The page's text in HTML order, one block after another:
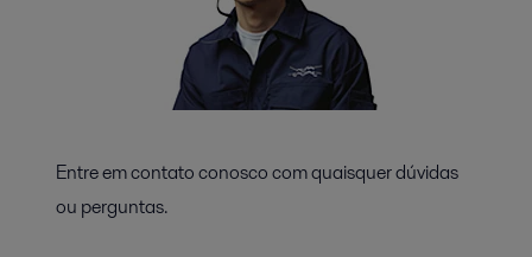
Entre em contato conosco com quaisquer dúvidas
ou perguntas.